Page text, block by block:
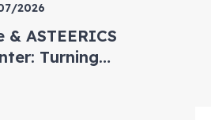
2026
& ASTEERICS
Turning